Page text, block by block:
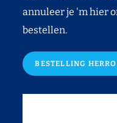
annuleer je 'm hier
bestellen.
BESTELLING